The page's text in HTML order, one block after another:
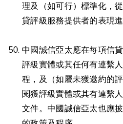
理及（如可行）標準化，
貸評級服務提供者的表現進
中國誠信亞太應在每項信
評級實體或其任何有連繫
程，及（如屬未獲邀約的
閱獲評級實體或其有連繫
文件。中國誠信亞太也應